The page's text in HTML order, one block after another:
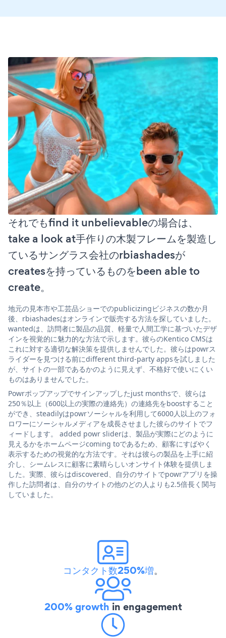
それでもfind it unbelievableの場合は、
take a look at手作りの木製フレームを製造し
ているサングラス会社のrbiashadesが
createsを持っているものをbeen able to
create。
地元の見本市や工芸品ショーでのpublicizingビジネスの数か月
後、rbiashadesはオンラインで販売する方法を探していました。
wantedは、訪問者に製品の品質、軽量で人間工学に基づいたデザ
インを視覚的に魅力的な方法で示します。彼らのKentico CMSは
これに対する適切な解決策を提供しませんでした。彼らはpowrス
ライダーを見つける前にdifferent third-party appsを試しました
が、サイトの一部であるかのように見えず、不格好で使いにくい
ものはありませんでした。
Powrポップアップでサインアップしたjust monthsで、彼らは
250％以上（600以上の実際の連絡先）の連絡先をboostすること
ができ、steadilyはpowrソーシャルを利用して6000人以上のフォ
ロワーにソーシャルメディアを成長させました彼らのサイトでフ
ィードします。 added powr sliderは、製品が実際にどのように
見えるかをホームページcoming toであるため、顧客にすばやく
表示するための視覚的な方法です。それは彼らの製品を上手に紹
介し、シームレスに顧客に素晴らしいオンサイト体験を提供しま
した。実際、彼らはdiscovered、自分のサイトでpowrアプリを操
作した訪問者は、自分のサイトの他のどの人よりも2.5倍長く関与
していました。
コンタクト数250%増。
200% growth in engagement